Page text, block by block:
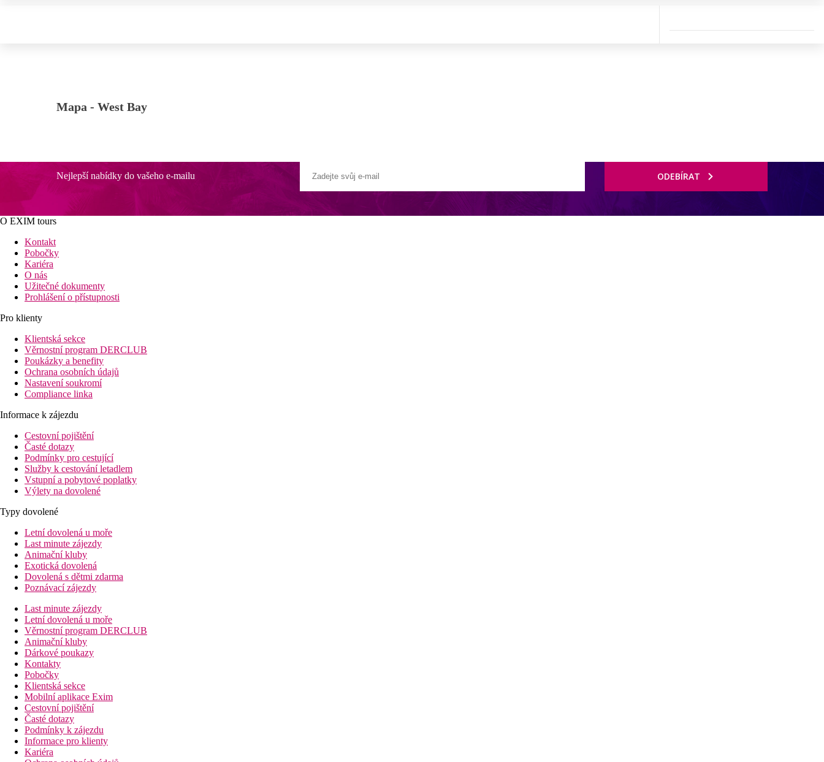
Mapa - West Bay
Nejlepší nabídky do vašeho e-mailu ODEBÍRAT
O EXIM tours
Kontakt
Pobočky
Kariéra
O nás
Užitečné dokumenty
Prohlášení o přístupnosti
Pro klienty
Klientská sekce
Věrnostní program DERCLUB
Poukázky a benefity
Ochrana osobních údajů
Nastavení soukromí
Compliance linka
Informace k zájezdu
Cestovní pojištění
Časté dotazy
Podmínky pro cestující
Služby k cestování letadlem
Vstupní a pobytové poplatky
Výlety na dovolené
Typy dovolené
Letní dovolená u moře
Last minute zájezdy
Animační kluby
Exotická dovolená
Dovolená s dětmi zdarma
Poznávací zájezdy
Last minute zájezdy
Letní dovolená u moře
Věrnostní program DERCLUB
Animační kluby
Dárkové poukazy
Kontakty
Pobočky
Klientská sekce
Mobilní aplikace Exim
Cestovní pojištění
Časté dotazy
Podmínky k zájezdu
Informace pro klienty
Kariéra